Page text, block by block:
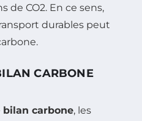
de CO2. En ce sens,
durables peut
CARBONE
bilan carbone, les